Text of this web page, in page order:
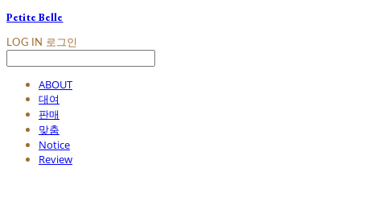
Petite Belle
LOG IN 로그인
ABOUT
대여
판매
맞춤
Notice
Review